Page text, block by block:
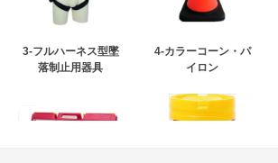
3-フルハーネス型墜
落制止用器具
4-カラーコーン・パ
イロン